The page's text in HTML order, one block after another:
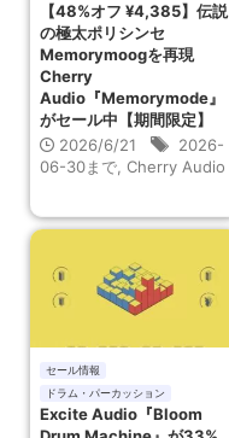
【48%オフ ¥4,385】伝説
の極太ポリシンセ
Memorymoogを再現
Cherry
Audio『Memorymode』
がセール中【期間限定】
2026/6/21
2026-
06-30まで Cherry Audio
セール情報
ドラム・パーカッション
Excite Audio『Bloom